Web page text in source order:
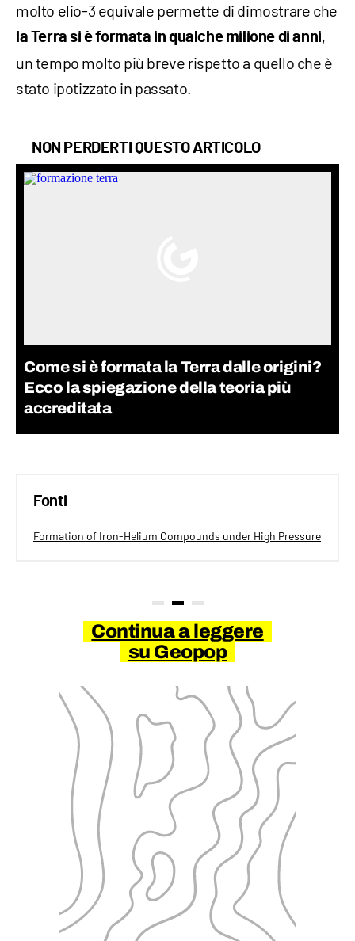
molto elio-3 equivale permette di dimostrare che
la Terra si è formata in qualche milione di anni,
un tempo molto più breve rispetto a quello che è
stato ipotizzato in passato.
NON PERDERTI QUESTO ARTICOLO
Come si è formata la Terra dalle origini?
Ecco la spiegazione della teoria più
accreditata
Fonti
Formation of Iron-Helium Compounds under High Pressure
Continua a leggere
su Geopop